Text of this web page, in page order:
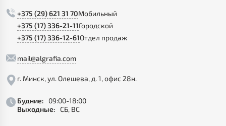
+375 (29) 621 31 70Мобильный
+375 (17) 336-21-11Городской
+375 (17) 336-12-61Отдел продаж
mail@algrafia.com
г. Минск, ул. Олешева, д. 1, офис 28н.
Будние:
09:00-18:00
Выходные: СБ, ВС